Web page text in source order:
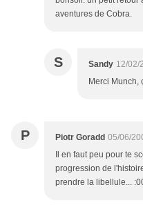
aventures de Cobra.
S Sandy 12/02/
Merci Munch,
P Piotr Goradd 05/06/
Il en faut peu pour te
progression de
prendre la libellule...